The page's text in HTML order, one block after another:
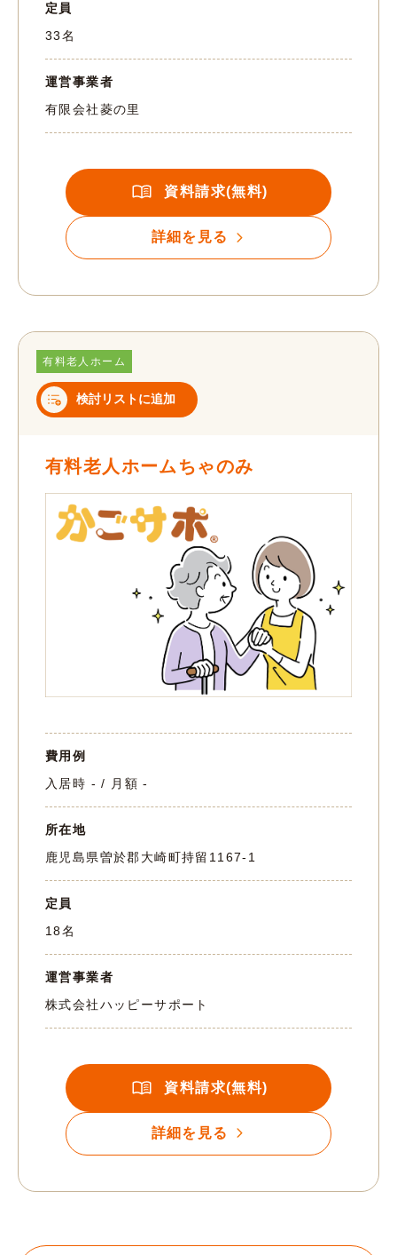
定員
33名
運営事業者
有限会社菱の里
資料請求(無料)
詳細を見る
有料老人ホーム
検討リストに追加
有料老人ホームちゃのみ
費用例
入居時 - / 月額 -
所在地
鹿児島県曽於郡大崎町持留1167-1
定員
18名
運営事業者
株式会社ハッピーサポート
資料請求(無料)
詳細を見る